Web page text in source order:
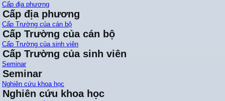
Cấp địa phương
Cấp địa phương
Cấp Trường của cán bộ
Cấp Trường của cán bộ
Cấp Trường của sinh viên
Cấp Trường của sinh viên
Seminar
Seminar
Nghiên cứu khoa học
Nghiên cứu khoa học